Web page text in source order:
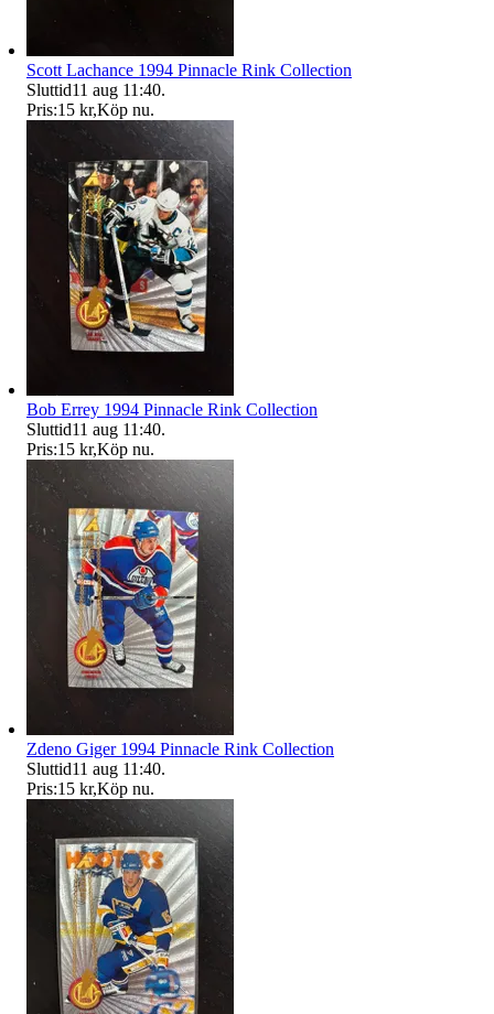
Scott Lachance 1994 Pinnacle Rink Collection
Sluttid11 aug 11:40.
Pris:15 kr,Köp nu.
Bob Errey 1994 Pinnacle Rink Collection
Sluttid11 aug 11:40.
Pris:15 kr,Köp nu.
Zdeno Giger 1994 Pinnacle Rink Collection
Sluttid11 aug 11:40.
Pris:15 kr,Köp nu.